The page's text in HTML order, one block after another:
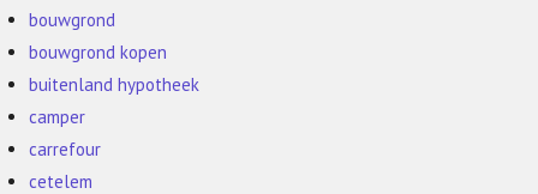
bouwgrond
bouwgrond kopen
buitenland hypotheek
camper
carrefour
cetelem